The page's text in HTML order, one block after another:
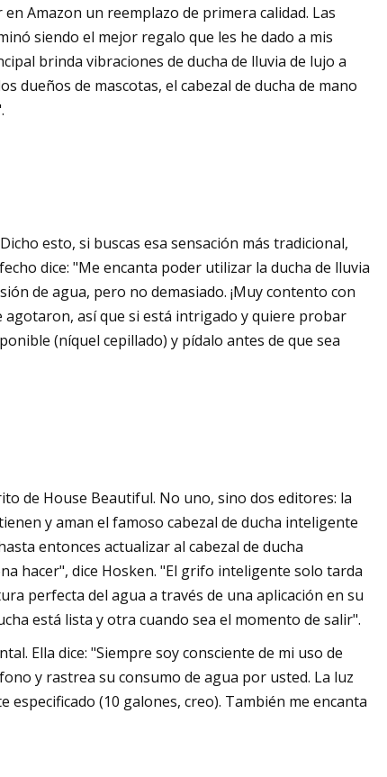
Amazon un reemplazo de primera calidad. Las
siendo el mejor regalo que les he dado a mis
brinda vibraciones de ducha de lluvia de lujo a
dueños de mascotas, el cabezal de ducha de mano
esto, si buscas esa sensación más tradicional,
dice: "Me encanta poder utilizar la ducha de lluvia
de agua, pero no demasiado. ¡Muy contento con
así que si está intrigado y quiere probar
(níquel cepillado) y pídalo antes de que sea
de House Beautiful. No uno, sino dos editores: la
y aman el famoso cabezal de ducha inteligente
entonces actualizar al cabezal de ducha
hacer", dice Hosken. "El grifo inteligente solo tarda
perfecta del agua a través de una aplicación en su
está lista y otra cuando sea el momento de salir".
Ella dice: "Siempre soy consciente de mi uso de
y rastrea su consumo de agua por usted. La luz
(10 galones, creo). También me encanta